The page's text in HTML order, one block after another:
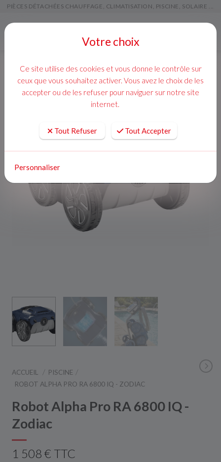
PIÈCES DÉTACHÉES CHAUFFAGE, CLIMATISATION, PISCINE, SOLAIRE ...
ACCUEIL
PISCINE
ROBOT ALPHA PRO RA 6800 IQ - ZODIAC
Robot Alpha Pro RA 6800 IQ -
Zodiac
1 508 € TTC
Votre choix
Ce site utilise des cookies et vous donne le contrôle sur
ceux que vous souhaitez activer. Vous avez le choix de les
accepter ou de les refuser pour naviguer sur notre site
internet.
Tout Refuser Tout Accepter
Personnaliser